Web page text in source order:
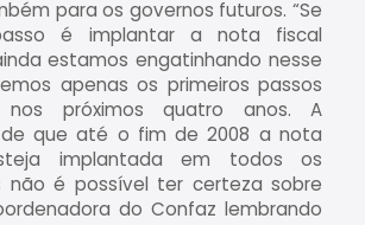
para os governos futuros. “Se
é implantar a nota fiscal
estamos engatinhando nesse
apenas os primeiros passos
próximos quatro anos. A
que até o fim de 2008 a nota
implantada em todos os
não é possível ter certeza sobre
do Confaz lembrando